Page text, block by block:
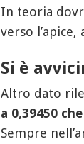
In teoria
verso
Si è
Altro dato
a 0,39450
Sempre